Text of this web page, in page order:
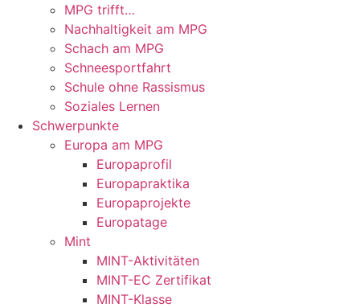
MPG trifft…
Nachhaltigkeit am MPG
Schach am MPG
Schneesportfahrt
Schule ohne Rassismus
Soziales Lernen
Schwerpunkte
Europa am MPG
Europaprofil
Europapraktika
Europaprojekte
Europatage
Mint
MINT-Aktivitäten
MINT-EC Zertifikat
MINT-Klasse